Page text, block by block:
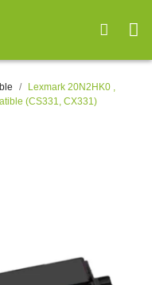
Lexmark 20N2HK0 ,
(CS331, CX331)